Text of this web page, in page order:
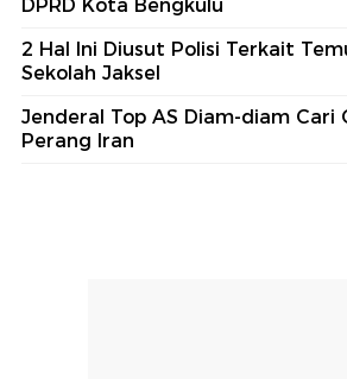
DPRD Kota Bengkulu
2 Hal Ini Diusut Polisi Terkait
Sekolah Jaksel
Jenderal Top AS Diam-diam Cari
Perang Iran